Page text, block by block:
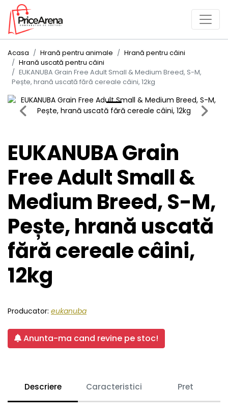
Acasa Hrană pentru animale
Hrană pentru câini
Hrană uscată pentru câini
EUKANUBA Grain Free Adult Small & Medium Breed, S-M,
Pește, hrană uscată fără cereale câini, 12kg
Previous Next
EUKANUBA Grain
Free Adult Small &
Medium Breed, S-M,
Pește, hrană uscată
fără cereale câini,
12kg
Producator: eukanuba
Anunta-ma cand revine pe stoc!
Descriere Caracteristici Pret